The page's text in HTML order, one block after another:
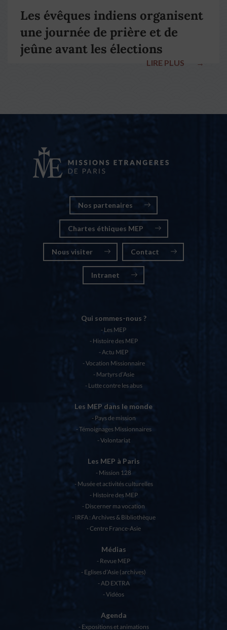
Les évêques indiens organisent
une journée de prière et de
jeûne avant les élections
LIRE PLUS →
Nos partenaires
Chartes éthiques MEP
Nous visiter Contact
Intranet
Qui sommes-nous ?
Les MEP
Histoire des MEP
Actu MEP
Vocation Missionnaire
Martyrs d’Asie
Lutte contre les abus
Les MEP dans le monde
Pays de mission
Témoignages Missionnaires
Volontariat
Les MEP à Paris
Mission 128
Musée et activités culturelles
Histoire des MEP
Discerner ma vocation
IRFA : Archives & Bibliothèque
Centre France-Asie
Médias
Revue MEP
Eglises d’Asie (archives)
AD EXTRA
Vidéos
Agenda
Expositions et animations